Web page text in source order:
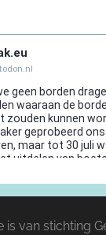
is van stichting